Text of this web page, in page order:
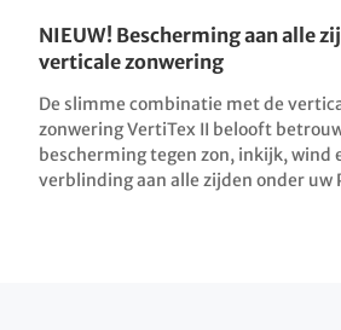
NIEUW! Bescherming aan alle
verticale zonwering
De slimme combinatie met de
zonwering VertiTex II belooft
bescherming tegen zon, inkijk, wind
verblinding aan alle zijden onder uw